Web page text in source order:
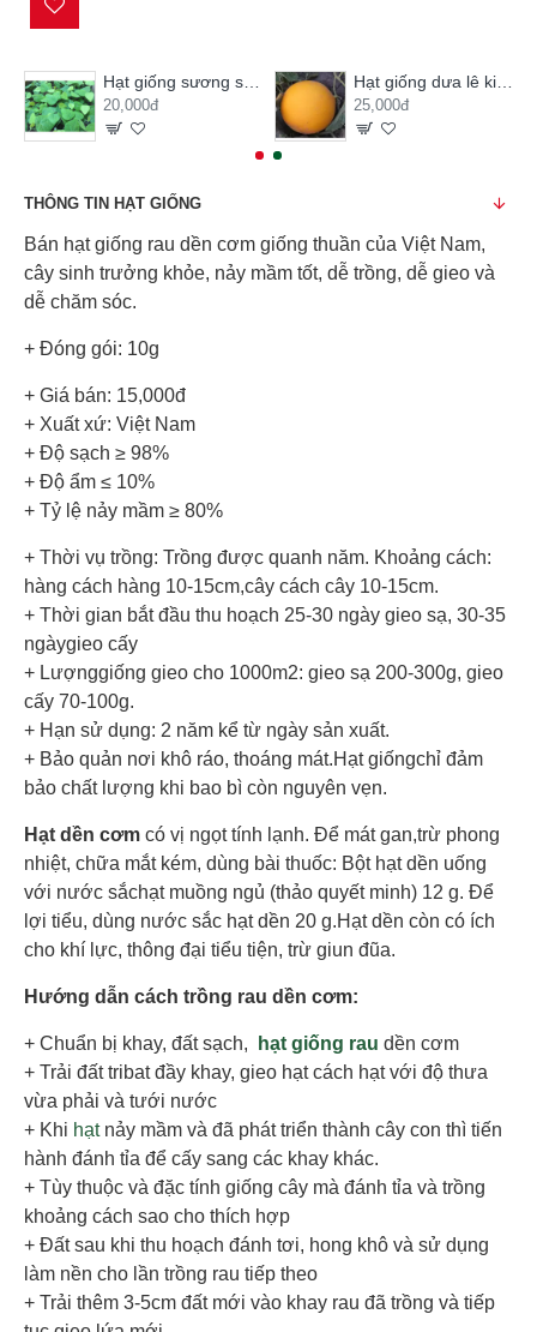
Hạt giống sương sâm lông
20,000đ
Hạt giống dưa lê kim hoàng hậu
25,000đ
THÔNG TIN HẠT GIỐNG
Bán hạt giống rau dền cơm giống thuần của Việt Nam,
cây sinh trưởng khỏe, nảy mầm tốt, dễ trồng, dễ gieo và
dễ chăm sóc.
+ Đóng gói: 10g
+ Giá bán: 15,000đ
+ Xuất xứ: Việt Nam
+ Độ sạch ≥ 98%
+ Độ ẩm ≤ 10%
+ Tỷ lệ nảy mầm ≥ 80%
+ Thời vụ trồng: Trồng được quanh năm. Khoảng cách:
hàng cách hàng 10-15cm,cây cách cây 10-15cm.
+ Thời gian bắt đầu thu hoạch 25-30 ngày gieo sạ, 30-35
ngàygieo cấy
+ Lượnggiống gieo cho 1000m2: gieo sạ 200-300g, gieo
cấy 70-100g.
+ Hạn sử dụng: 2 năm kể từ ngày sản xuất.
+ Bảo quản nơi khô ráo, thoáng mát.Hạt giốngchỉ đảm
bảo chất lượng khi bao bì còn nguyên vẹn.
Hạt dền cơm có vị ngọt tính lạnh. Để mát gan,trừ phong
nhiệt, chữa mắt kém, dùng bài thuốc: Bột hạt dền uống
với nước sắchạt muồng ngủ (thảo quyết minh) 12 g. Để
lợi tiểu, dùng nước sắc hạt dền 20 g.Hạt dền còn có ích
cho khí lực, thông đại tiểu tiện, trừ giun đũa.
Hướng dẫn cách trồng rau dền cơm:
+ Chuẩn bị khay, đất sạch, hạt giống rau dền cơm
+ Trải đất tribat đầy khay, gieo hạt cách hạt với độ thưa
vừa phải và tưới nước
+ Khi hạtnảy mầm và đã phát triển thành cây con thì tiến
hành đánh tỉa để cấy sang các khay khác.
+ Tùy thuộc và đặc tính giống cây mà đánh tỉa và trồng
khoảng cách sao cho thích hợp
+ Đất sau khi thu hoạch đánh tơi, hong khô và sử dụng
làm nền cho lần trồng rau tiếp theo
+ Trải thêm 3-5cm đất mới vào khay rau đã trồng và tiếp